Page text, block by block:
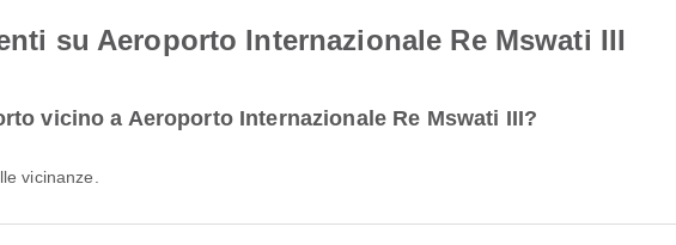
su Aeroporto Internazionale Re Mswati III
vicino a Aeroporto Internazionale Re Mswati III?
vicinanze.